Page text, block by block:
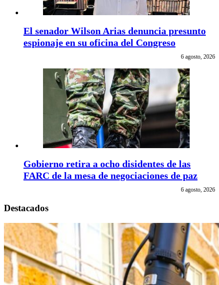
El senador Wilson Arias denuncia presunto
espionaje en su oficina del Congreso
6 agosto, 2026
Gobierno retira a ocho disidentes de las
FARC de la mesa de negociaciones de paz
6 agosto, 2026
Destacados